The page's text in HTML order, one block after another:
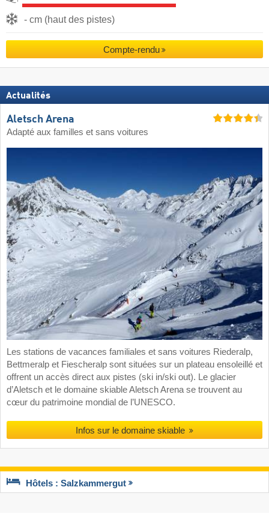
- cm (haut des pistes)
Compte-rendu
Actualités
Aletsch Arena
Adapté aux familles et sans voitures
Les stations de vacances familiales et sans voitures Riederalp,
Bettmeralp et Fiescheralp sont situées sur un plateau ensoleillé et
offrent un accès direct aux pistes (ski in/ski out). Le glacier
d’Aletsch et le domaine skiable Aletsch Arena se trouvent au
cœur du patrimoine mondial de l’UNESCO.
Infos sur le domaine skiable
Hôtels : Salzkammergut